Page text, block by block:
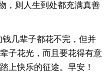
，则人生到处都充满真善
几辈子都花不完，但并
子花光，而且要花得有意
上快乐的征途。早安！